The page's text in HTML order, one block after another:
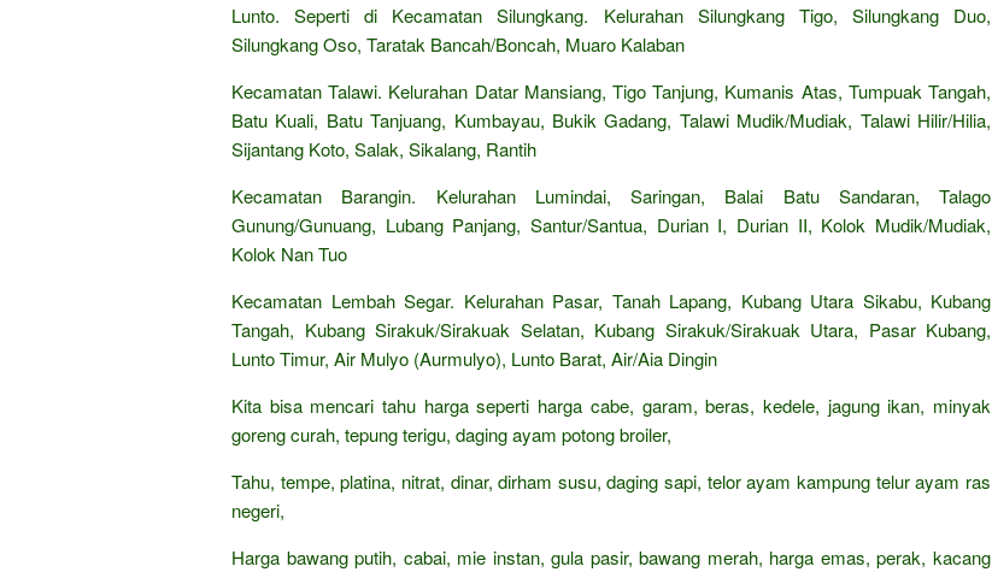
Lunto. Seperti di Kecamatan Silungkang. Kelurahan Silungkang Tigo, Silungkang Duo,
Silungkang Oso, Taratak Bancah/Boncah, Muaro Kalaban
Kecamatan Talawi. Kelurahan Datar Mansiang, Tigo Tanjung, Kumanis Atas, Tumpuak Tangah,
Batu Kuali, Batu Tanjuang, Kumbayau, Bukik Gadang, Talawi Mudik/Mudiak, Talawi Hilir/Hilia,
Sijantang Koto, Salak, Sikalang, Rantih
Kecamatan Barangin. Kelurahan Lumindai, Saringan, Balai Batu Sandaran, Talago
Gunung/Gunuang, Lubang Panjang, Santur/Santua, Durian I, Durian II, Kolok Mudik/Mudiak,
Kolok Nan Tuo
Kecamatan Lembah Segar. Kelurahan Pasar, Tanah Lapang, Kubang Utara Sikabu, Kubang
Tangah, Kubang Sirakuk/Sirakuak Selatan, Kubang Sirakuk/Sirakuak Utara, Pasar Kubang,
Lunto Timur, Air Mulyo (Aurmulyo), Lunto Barat, Air/Aia Dingin
Kita bisa mencari tahu harga seperti harga cabe, garam, beras, kedele, jagung ikan, minyak
goreng curah, tepung terigu, daging ayam potong broiler,
Tahu, tempe, platina, nitrat, dinar, dirham susu, daging sapi, telor ayam kampung telur ayam ras
negeri,
Harga bawang putih, cabai, mie instan, gula pasir, bawang merah, harga emas, perak, kacang